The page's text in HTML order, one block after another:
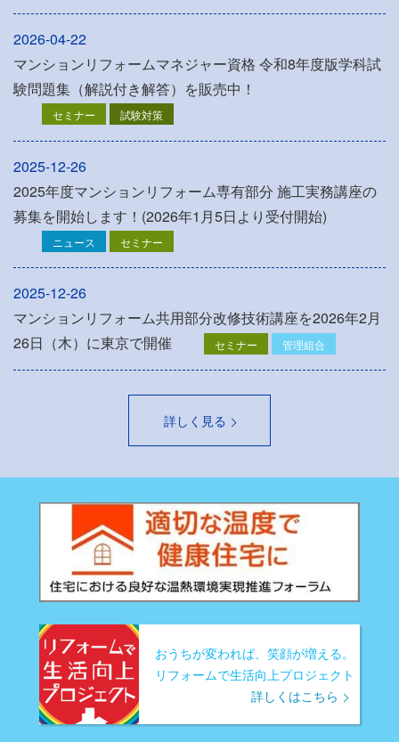
2026-04-22
マンションリフォームマネジャー資格 令和8年度版学科試
験問題集（解説付き解答）を販売中！
セミナー 試験対策
2025-12-26
2025年度マンションリフォーム専有部分 施工実務講座の
募集を開始します！(2026年1月5日より受付開始)
ニュース セミナー
2025-12-26
マンションリフォーム共用部分改修技術講座を2026年2月
26日（木）に東京で開催
セミナー 管理組合
詳しく見る
おうちが変われば、笑顔が増える。
リフォームで生活向上プロジェクト
詳しくはこちら